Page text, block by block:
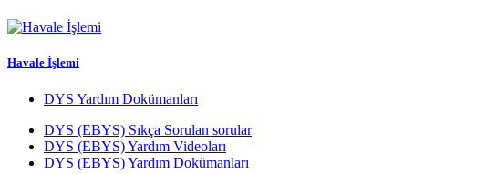
Havale İşlemi
DYS Yardım Dokümanları
DYS (EBYS) Sıkça Sorulan sorular
DYS (EBYS) Yardım Videoları
DYS (EBYS) Yardım Dokümanları